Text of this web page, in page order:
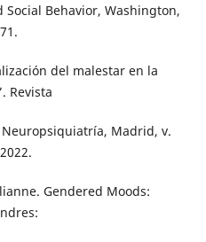
Behavior, Washington,
del malestar en la
Revista
Madrid, v.
Gendered Moods: